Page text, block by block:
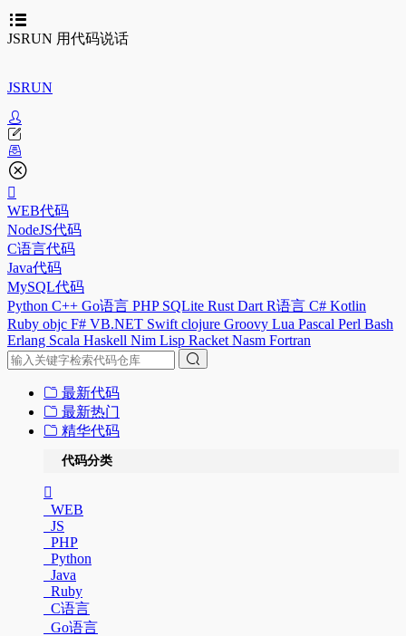
JSRUN 用代码说话
JSRUN
WEB代码
NodeJS代码
C语言代码
Java代码
MySQL代码
Python C++ Go语言 PHP SQLite Rust Dart R语言 C# Kotlin
Ruby objc F# VB.NET Swift clojure Groovy Lua Pascal Perl Bash
Erlang Scala Haskell Nim Lisp Racket Nasm Fortran
最新代码
最新热门
精华代码
代码分类
WEB
JS
PHP
Python
Java
Ruby
C语言
Go语言